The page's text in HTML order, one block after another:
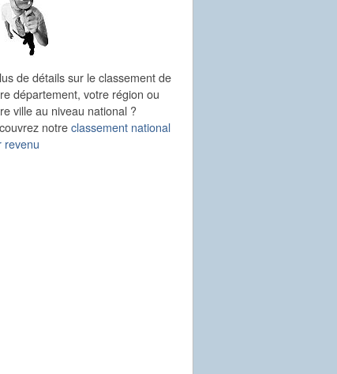
de détails sur le classement de
département, votre région ou
ville au niveau national ?
notreclassement national
revenu